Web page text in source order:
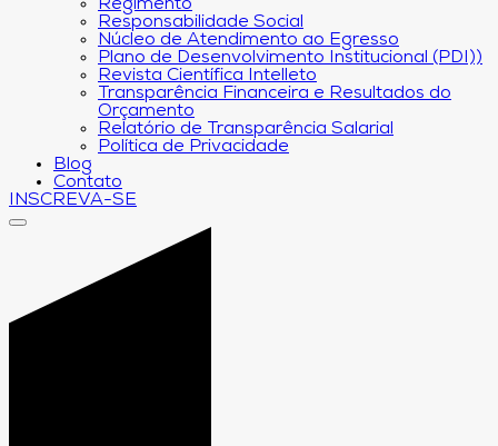
Regimento
Responsabilidade Social
Núcleo de Atendimento ao Egresso
Plano de Desenvolvimento Institucional (PDI))
Revista Científica Intelleto
Transparência Financeira e Resultados do
Orçamento
Relatório de Transparência Salarial
Política de Privacidade
Blog
Contato
INSCREVA-SE